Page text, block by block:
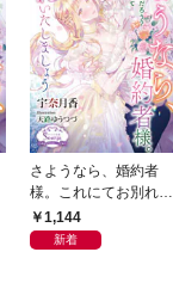
さようなら、婚約者
様。これにてお別れい
たしましょう【電子書
籍特装版】
1,144
新着